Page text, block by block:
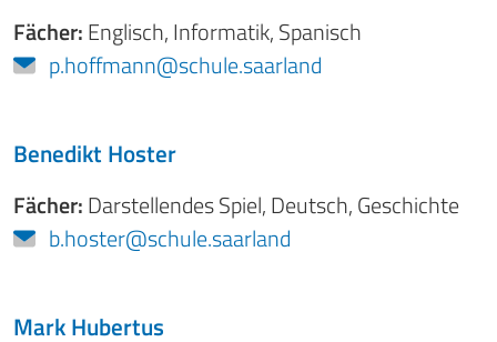
Fächer:Englisch,Informatik,Spanisch
p.hoffmann@schule.saarland
Benedikt Hoster
Fächer:Darstellendes Spiel,Deutsch,Geschichte
b.hoster@schule.saarland
Mark Hubertus